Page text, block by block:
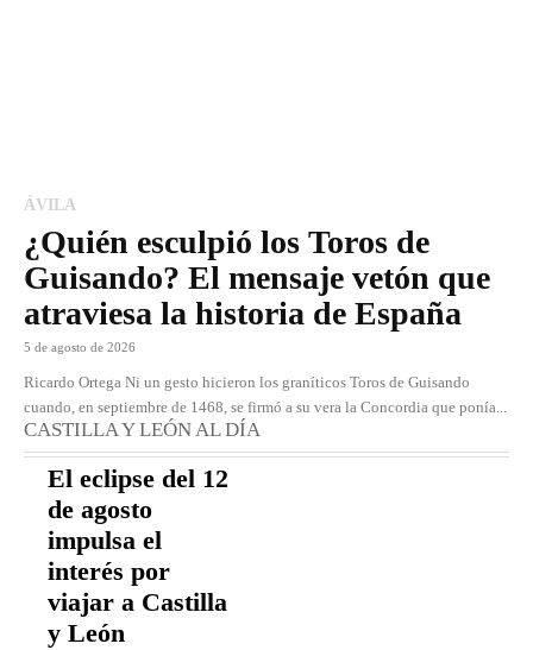
ÁVILA
¿Quién esculpió los Toros de
Guisando? El mensaje vetón que
atraviesa la historia de España
5 de agosto de 2026
Ricardo Ortega Ni un gesto hicieron los graníticos Toros de Guisando
cuando, en septiembre de 1468, se firmó a su vera la Concordia que ponía...
CASTILLA Y LEÓN AL DÍA
El eclipse del 12
de agosto
impulsa el
interés por
viajar a Castilla
y León